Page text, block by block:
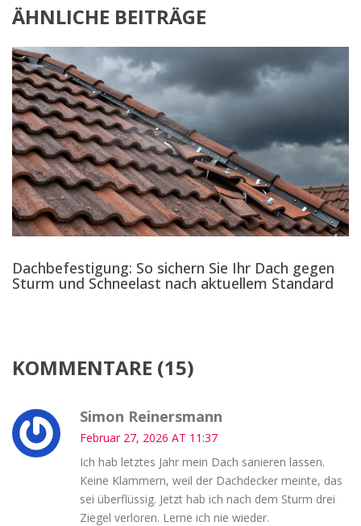
ÄHNLICHE BEITRÄGE
Dachbefestigung: So sichern Sie Ihr Dach gegen
Sturm und Schneelast nach aktuellem Standard
KOMMENTARE (15)
Simon Reinersmann
Februar 27, 2026 AT 11:37
Ich hab letztes Jahr mein Dach sanieren lassen.
Keine Klammern, weil der Dachdecker meinte, das
sei überflüssig. Jetzt hab ich nach dem Sturm drei
Ziegel verloren. Lerne ich nie wieder.